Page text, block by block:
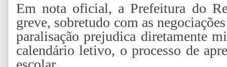
Em nota oficial, a Prefeitura do
greve, sobretudo com as
paralisação prejudica diretamente
calendário letivo, o processo de